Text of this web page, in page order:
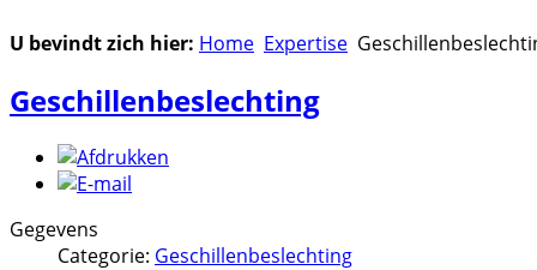
U bevindt zich hier: Home Expertise
Geschillenbeslechting
Gegevens
Categorie: Geschillenbeslechting